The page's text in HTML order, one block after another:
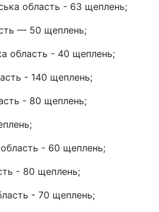
область - 63 щеплень;
— 50 щеплень;
область - 40 щеплень;
- 140 щеплень;
- 80 щеплень;
- 60 щеплень;
- 80 щеплень;
- 70 щеплень;